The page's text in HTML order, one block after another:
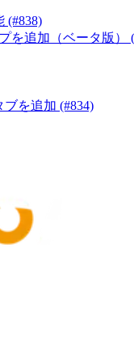
(#838)
を追加（ベータ版）
を追加 (#834)